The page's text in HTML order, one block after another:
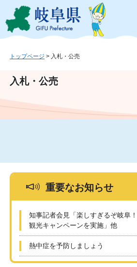
ジ
ュ
文
このページの本文へ
トップページ > 入札・公売
入札・公売
重要なお知らせ
知事記者会見「楽しすぎるぞ岐阜
観光キャンペーンを実施」他
熱中症を予防しましょう